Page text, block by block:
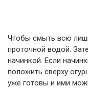
Чтобы смыть всю
проточной водой.
начинкой. Если
положить сверху
уже готовы и ими